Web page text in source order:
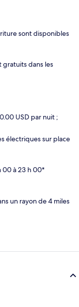
sont disponibles
gratuits dans les
USD par nuit ;
électriques sur place
00 à 23 h 00*
un rayon de 4 miles